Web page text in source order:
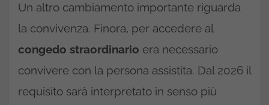
Un altro cambiamento importante riguarda
la convivenza. Finora, per accedere al
congedo straordinario era necessario
convivere con la persona assistita. Dal 2026 il
requisito sarà interpretato in senso più